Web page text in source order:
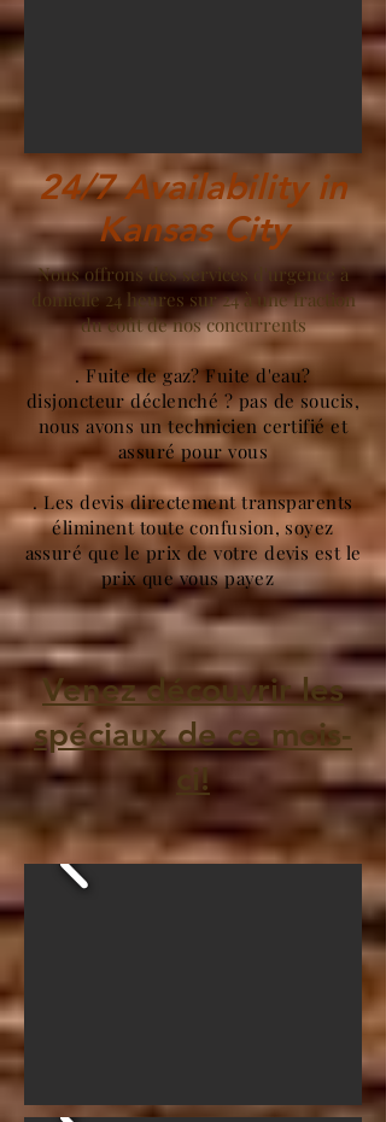
24/7 Availability in
Kansas City
Nous offrons des services d'urgence à
domicile 24 heures sur 24 à une fraction
du coût de nos concurrents
. Fuite de gaz? Fuite d'eau?
disjoncteur déclenché ? pas de soucis,
nous avons un technicien certifié et
assuré pour vous
. Les devis directement transparents
éliminent toute confusion, soyez
assuré que le prix de votre devis est le
prix que vous payez
Venez découvrir les
spéciaux de ce mois-
ci!